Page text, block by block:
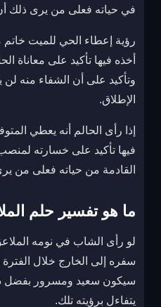
في حياته فعلى من يرى ذلك أن
رؤية إعطاء الحي للميت
أخذه فيها تأكيد على معاناة
وتأكيد على أن الشفاء منه لن
الإطلاق.
إذا رأى الحالم أنه يعطي
فيها تأكيد على خسارته
القادمة من حياته فعلى من
ما هو تفسير حلم
لو رأى الشاب في نومه
سفره إلى الخارج خلال الفترة
سيكون سعيد ومسرور بفضل
يتفاءل برؤيته تلك.